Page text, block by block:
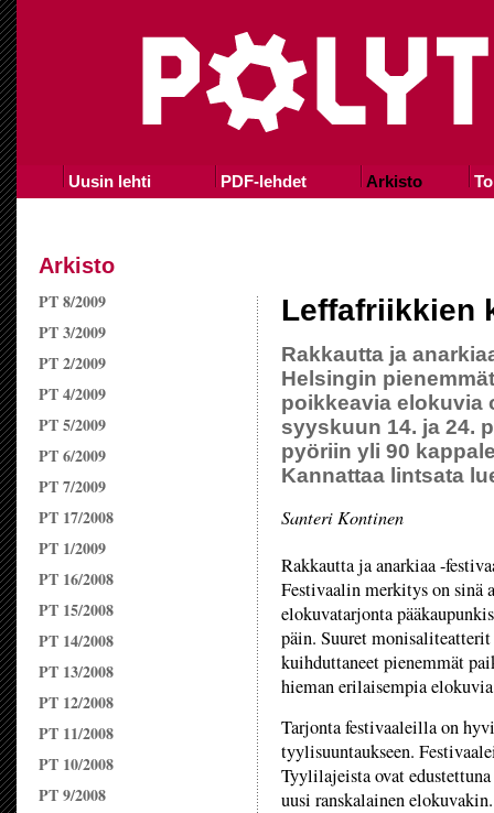
Uusin lehti PDF-lehdet Arkisto
Arkisto
PT 8/2009
PT 3/2009
PT 2/2009
PT 4/2009
PT 5/2009
PT 6/2009
PT 7/2009
PT 17/2008
PT 1/2009
PT 16/2008
PT 15/2008
PT 14/2008
PT 13/2008
PT 12/2008
PT 11/2008
PT 10/2008
PT 9/2008
Leffafriikkien
Rakkautta ja
Helsingin
poikkeavia elokuvia
syyskuun 14. ja 24.
pyöriin yli 90
Kannattaa lintsata
Santeri Kontinen
Rakkautta ja anarkiaa -
Festivaalin merkitys on sinä
elokuvatarjonta
päin. Suuret
kuihduttaneet pienemmät
hieman erilaisempia
Tarjonta festivaaleilla on
tyylisuuntaukseen.
Tyylilajeista ovat
uusi ranskalainen elokuvakin.